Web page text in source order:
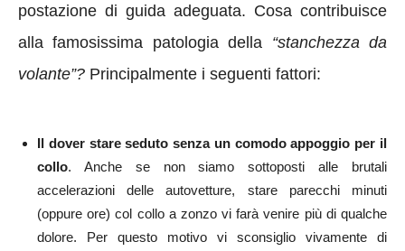
postazione di guida adeguata. Cosa contribuisce
alla famosissima patologia della “stanchezza da
volante”? Principalmente i seguenti fattori:
Il dover stare seduto senza un comodo appoggio per il
collo. Anche se non siamo sottoposti alle brutali
accelerazioni delle autovetture, stare parecchi minuti
(oppure ore) col collo a zonzo vi farà venire più di qualche
dolore. Per questo motivo vi sconsiglio vivamente di